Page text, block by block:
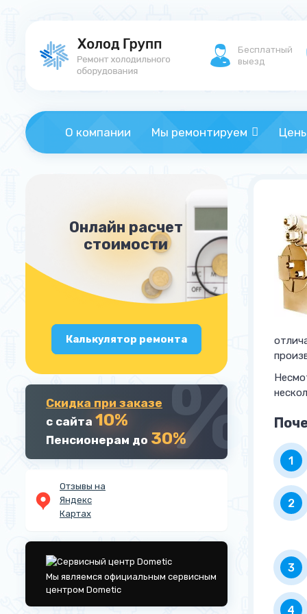
Бесплатный
выезд
О компании Мы ремонтируем
Онлайн расчет
стоимости
Калькулятор ремонта
Скидка при заказе
с сайта 10%
Пенсионерам до 30%
Отзывы на
Яндекс
Картах
Мы являемся официальным сервисным
центром Dometic